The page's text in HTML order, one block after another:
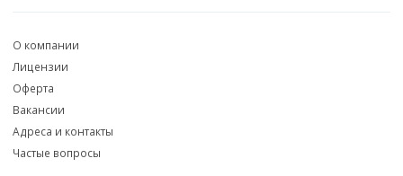
О компании
Лицензии
Оферта
Вакансии
Адреса и контакты
Частые вопросы